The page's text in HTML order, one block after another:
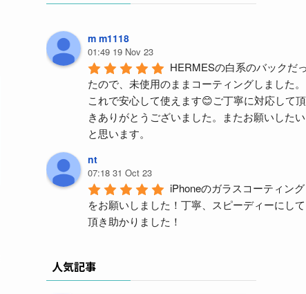
m m1118
01:49 19 Nov 23
HERMESの白系のバックだ
たので、未使用のままコーティングしました。
これで安心して使えます😊ご丁寧に対応して頂
きありがとうございました。またお願いしたい
と思います。
nt
07:18 31 Oct 23
iPhoneのガラスコーティング
をお願いしました！丁寧、スピーディーにして
頂き助かりました！
04:59 18 Aug 23
人気記事